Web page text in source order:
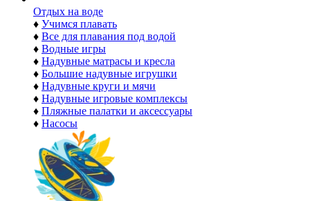
Отдых на воде
♦ Учимся плавать
♦ Все для плавания под водой
♦ Водные игры
♦ Надувные матрасы и кресла
♦ Большие надувные игрушки
♦ Надувные круги и мячи
♦ Надувные игровые комплексы
♦ Пляжные палатки и аксессуары
♦ Насосы